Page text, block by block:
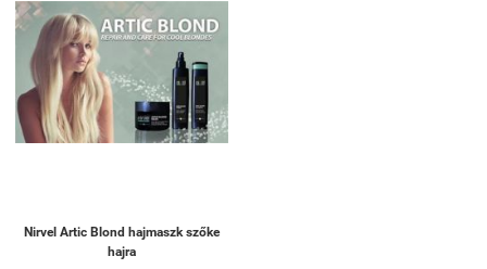
Nirvel Artic Blond hajmaszk szőke
hajra